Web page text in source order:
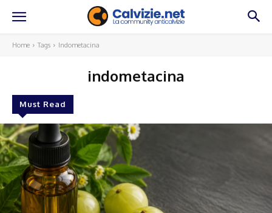
Home Tags Indometacina
indometacina
Must Read